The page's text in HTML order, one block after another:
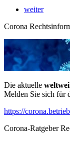
weiter
Corona
Die aktuelle
Melden Sie sich für
https://
Corona-Ratgeber